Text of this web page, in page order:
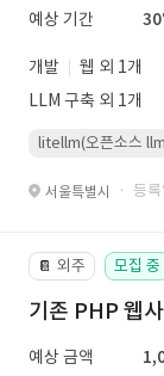
예상 기간
30
개발
웹 외 1개
LLM 구축 외 1개
litellm(오픈소스
서울특별시 · 등
📔 외주 모집 중
기존 PHP 웹
예상 금액